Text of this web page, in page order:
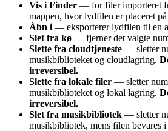
Vis i Finder — for filer importeret
mappen, hvor lydfilen er placeret
Åbn i — eksporterer lydfilen til en
Slet fra kø — fjerner det valgte
Slette fra cloudtjeneste — sletter
musikbiblioteket og cloudlagring.
irreversibel.
Slette fra lokale filer — sletter
musikbiblioteket og lokal lagring.
irreversibel.
Slet fra musikbibliotek — sletter
musikbibliotek, mens filen bevares